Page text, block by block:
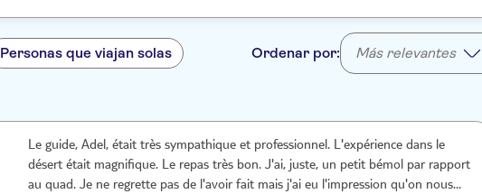
Personas que viajan solas
Ordenar por: Más relevantes
Le guide, Adel, était très sympathique et professionnel. L'expérience dans le
désert était magnifique. Le repas très bon. J'ai, juste, un petit bémol par rapport
au quad. Je ne regrette pas de l'avoir fait mais j'ai eu l'impression qu'on nous